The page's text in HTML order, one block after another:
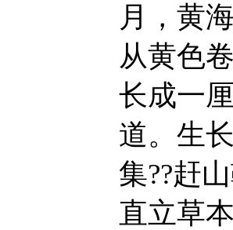
月，黄
从黄色
长成一
道。生
集??赶
直立草